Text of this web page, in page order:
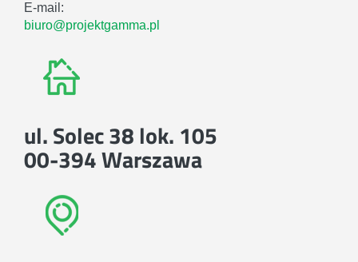
E-mail:
biuro@projektgamma.pl
ul. Solec 38 lok. 105
00-394 Warszawa